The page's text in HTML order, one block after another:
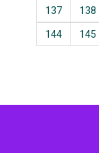
137 138
144 145